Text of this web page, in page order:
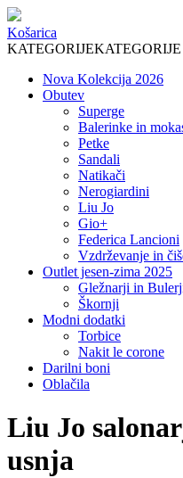
Košarica
KATEGORIJEKATEGORIJE
Nova Kolekcija 2026
Obutev
Superge
Balerinke in
Petke
Sandali
Natikači
Nerogiardini
Liu Jo
Gio+
Federica Lancioni
Vzdrževanje in
Outlet jesen-zima 2025
Gležnarji in
Škornji
Modni dodatki
Torbice
Nakit le corone
Darilni boni
Oblačila
Liu Jo
usnja